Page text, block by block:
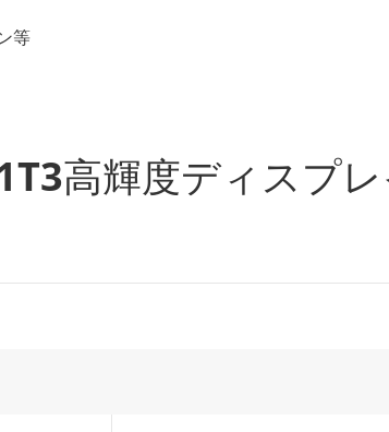
等
高輝度ディスプ